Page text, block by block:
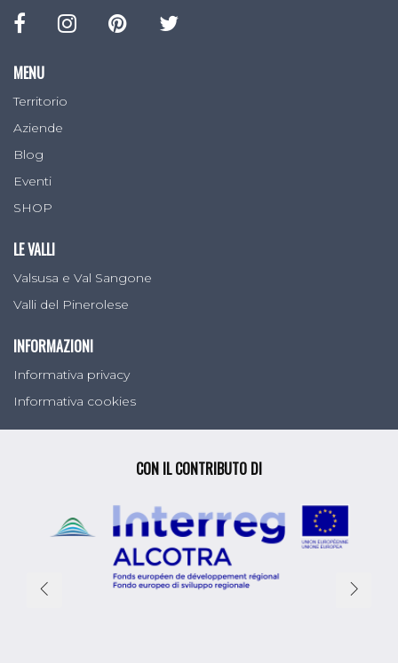
MENU
Territorio
Aziende
Blog
Eventi
SHOP
LE VALLI
Valsusa e Val Sangone
Valli del Pinerolese
INFORMAZIONI
Informativa privacy
Informativa cookies
CON IL CONTRIBUTO DI